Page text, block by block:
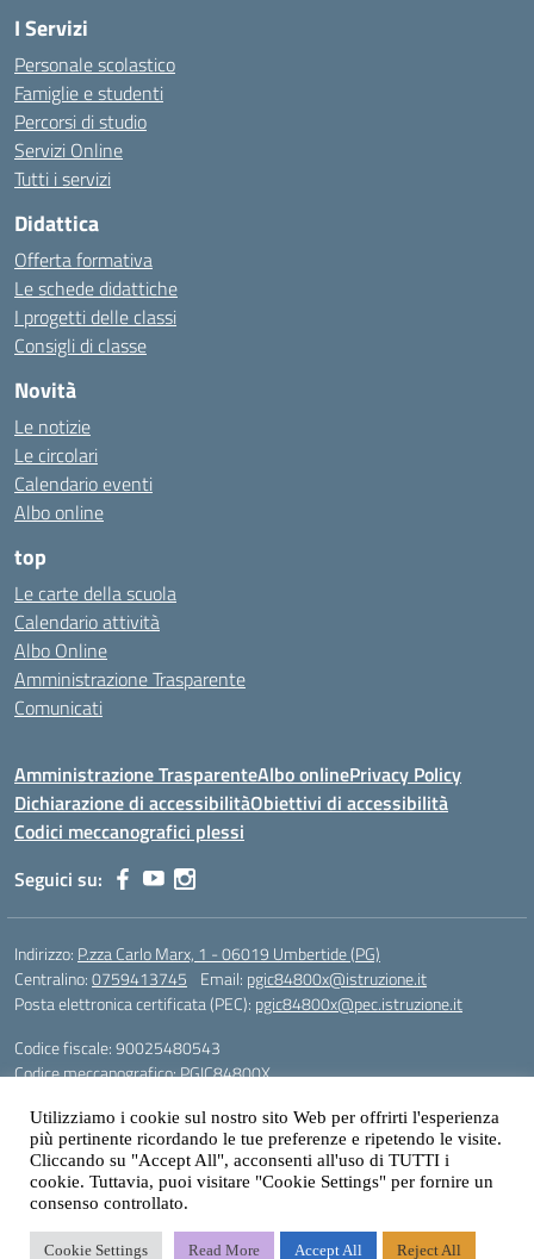
I Servizi
Personale scolastico
Famiglie e studenti
Percorsi di studio
Servizi Online
Tutti i servizi
Didattica
Offerta formativa
Le schede didattiche
I progetti delle classi
Consigli di classe
Novità
Le notizie
Le circolari
Calendario eventi
Albo online
top
Le carte della scuola
Calendario attività
Albo Online
Amministrazione Trasparente
Comunicati
Amministrazione TrasparenteAlbo onlinePrivacy Policy
Dichiarazione di accessibilitàObiettivi di accessibilità
Codici meccanografici plessi
Seguici su:
Indirizzo: P.zza Carlo Marx, 1 - 06019 Umbertide (PG)
Centralino:0759413745 Email: pgic84800x@istruzione.it
Posta elettronica certificata (PEC): pgic84800x@pec.istruzione.it
Codice fiscale: 90025480543
Codice meccanografico:PGIC84800X
Gestione sito web: prof. Paolo Chitarrai
Utilizziamo i cookie sul nostro sito Web per offrirti l'esperienza
più pertinente ricordando le tue preferenze e ripetendo le visite.
Cliccando su "Accept All", acconsenti all'uso di TUTTI i
cookie. Tuttavia, puoi visitare "Cookie Settings" per fornire un
consenso controllato.
Cookie Settings Read More Accept All Reject All